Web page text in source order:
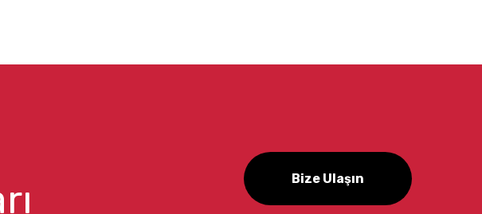
Bize Ulaşın